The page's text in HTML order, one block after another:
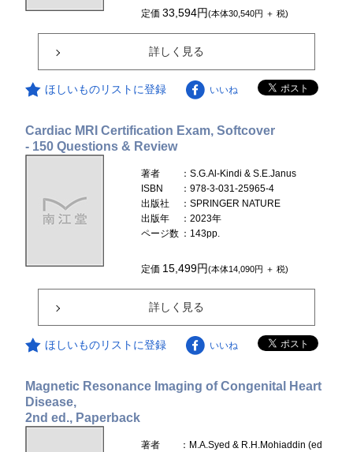
定価33,594円(本体30,540円 ＋ 税)
詳しく見る
ほしいものリストに登録 いいね
Cardiac MRI Certification Exam, Softcover
- 150 Questions & Review
著者
：S.G.Al-Kindi & S.E.Janus
ISBN
：978-3-031-25965-4
出版社
：SPRINGER NATURE
出版年
：2023年
ページ数 ：143pp.
定価 15,499円(本体14,090円 ＋ 税)
詳しく見る
ほしいものリストに登録 いいね
Magnetic Resonance Imaging of Congenital Heart
Disease,
2nd ed., Paperback
著者
：M.A.Syed & R.H.Mohiaddin (ed